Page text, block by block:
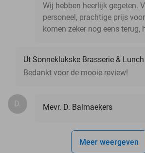
Wij hebben heerlijk gegeten.
personeel, prachtige prijs
komen zeker nog eens terug,
Ut Sonneklukske Brasserie & Lunch
Bedankt voor de mooie review!
D. Mevr. D. Balmaekers
Meer weergeven